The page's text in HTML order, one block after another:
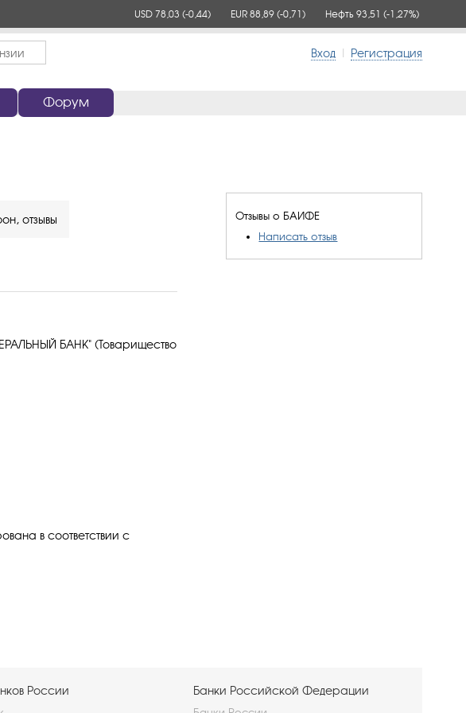
USD 78,03 (-0,44) EUR 88,89 (-0,71) Нефть 93,51 (-1,27%)
Вход | Регистрация
Форум
Отзывы о БАИФЕ
Написать отзыв
отзывы
БАНК" (Товарищество
в соответствии с
России Банки Российской Федерации